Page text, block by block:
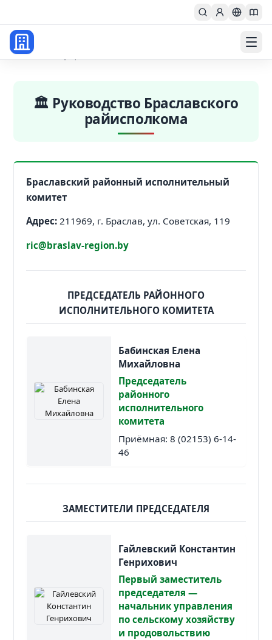
Главная
🏛️ Руководство Браславского
райисполкома
Браславский районный исполнительный
комитет
Адрес: 211969, г. Браслав, ул. Советская, 119
ric@braslav-region.by
ПРЕДСЕДАТЕЛЬ РАЙОННОГО
ИСПОЛНИТЕЛЬНОГО КОМИТЕТА
Бабинская Елена
Михайловна
Председатель
районного
исполнительного
комитета
Приёмная: 8 (02153) 6-14-
46
ЗАМЕСТИТЕЛИ ПРЕДСЕДАТЕЛЯ
Гайлевский Константин
Генрихович
Первый заместитель
председателя —
начальник управления
по сельскому хозяйству
и продовольствию